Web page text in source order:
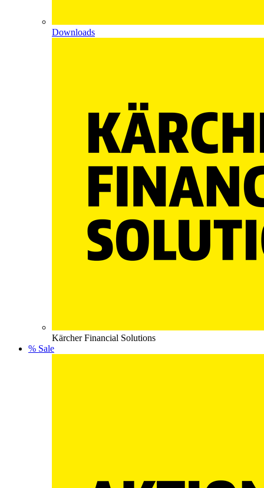
Downloads
Kärcher Financial Solutions
% Sale